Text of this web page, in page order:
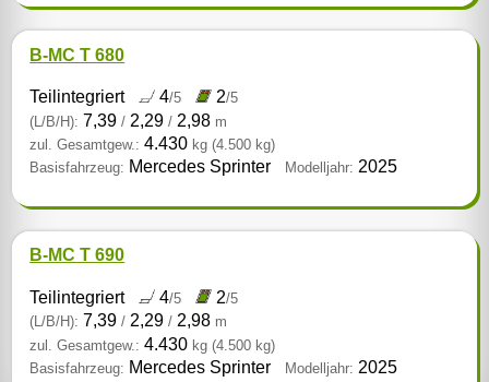
B-MC T 680
Teilintegriert 4/5 2/5
(L/B/H): 7,39/ 2,29/ 2,98 m
zul. Gesamtgew.: 4.430 kg (4.500 kg)
Basisfahrzeug: Mercedes Sprinter Modelljahr: 2025
B-MC T 690
Teilintegriert 4/5 2/5
(L/B/H): 7,39/ 2,29/ 2,98 m
zul. Gesamtgew.: 4.430 kg (4.500 kg)
Basisfahrzeug: Mercedes Sprinter Modelljahr: 2025